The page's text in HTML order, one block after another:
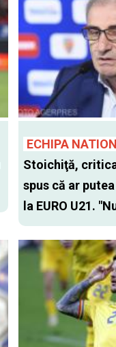
ECHIPA
Stoichiţă,
spus că ar
la EURO U21.